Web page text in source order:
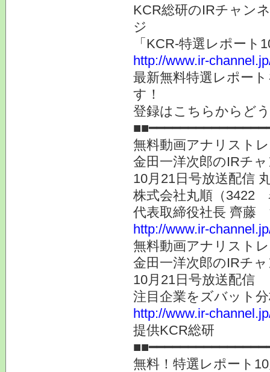
KCR総研のIRチャン
ジ
「KCR-特選レポート
http://www.ir-
最新無料特選レポー
す！
登録はこちらからど
無料動画アナリスト
金田一洋次郎のIRチ
10月21日号放送配信
株式会社丸順（3422
代表取締役社長 齊藤
http://www.ir-
無料動画アナリスト
金田一洋次郎のIRチ
10月21日号放送配信
注目企業をズバット
http://www.ir-
提供KCR総研
無料！特選レポート